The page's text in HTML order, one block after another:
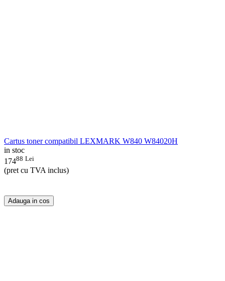
Cartus toner compatibil LEXMARK W840 W84020H
in stoc
17488 Lei
(pret cu TVA inclus)
Adauga in cos